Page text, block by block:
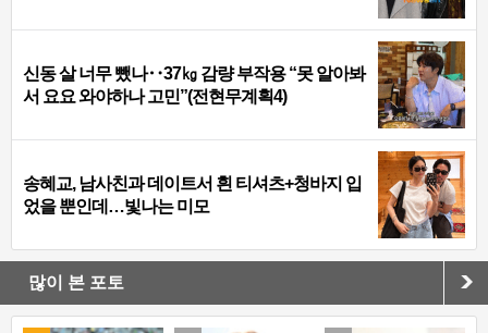
신동 살 너무 뺐나‥37㎏ 감량 부작용 “못 알아봐
서 요요 와야하나 고민”(전현무계획4)
송혜교, 남사친과 데이트서 흰 티셔츠+청바지 입
었을 뿐인데…빛나는 미모
많이 본 포토